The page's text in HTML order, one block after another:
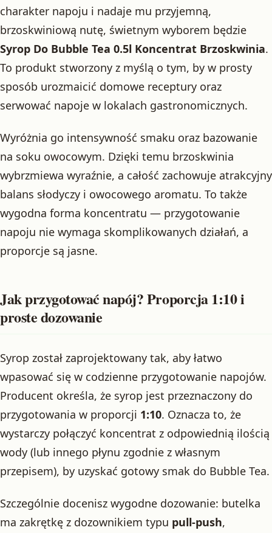
charakter napoju i nadaje mu przyjemną,
brzoskwiniową nutę, świetnym wyborem będzie
Syrop Do Bubble Tea 0.5l Koncentrat Brzoskwinia.
To produkt stworzony z myślą o tym, by w prosty
sposób urozmaicić domowe receptury oraz
serwować napoje w lokalach gastronomicznych.
Wyróżnia go intensywność smaku oraz bazowanie
na soku owocowym. Dzięki temu brzoskwinia
wybrzmiewa wyraźnie, a całość zachowuje atrakcyjny
balans słodyczy i owocowego aromatu. To także
wygodna forma koncentratu — przygotowanie
napoju nie wymaga skomplikowanych działań, a
proporcje są jasne.
Jak przygotować napój? Proporcja 1:10 i
proste dozowanie
Syrop został zaprojektowany tak, aby łatwo
wpasować się w codzienne przygotowanie napojów.
Producent określa, że syrop jest przeznaczony do
przygotowania w proporcji 1:10. Oznacza to, że
wystarczy połączyć koncentrat z odpowiednią ilością
wody (lub innego płynu zgodnie z własnym
przepisem), by uzyskać gotowy smak do Bubble Tea.
Szczególnie docenisz wygodne dozowanie: butelka
ma zakrętkę z dozownikiem typu pull-push,